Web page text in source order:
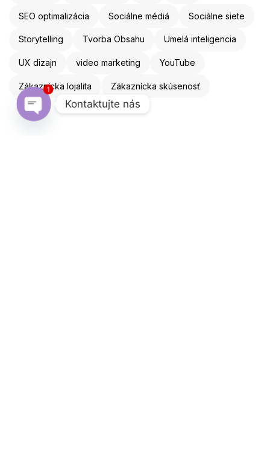
SEO optimalizácia Sociálne médiá Sociálne siete
Storytelling Tvorba Obsahu Umelá inteligencia
UX dizajn video marketing YouTube
Zákaznícka lojalita Zákaznícka skúsenosť
Kontaktujte nás
1